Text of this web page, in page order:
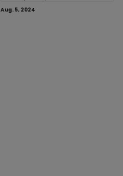
Aug. 5, 2024